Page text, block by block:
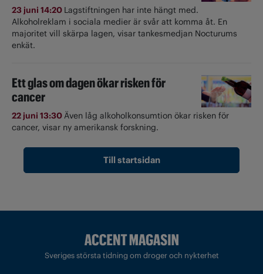
23 juni 14:20 Lagstiftningen har inte hängt med.
Alkoholreklam i sociala medier är svår att komma åt. En
majoritet vill skärpa lagen, visar tankesmedjan Nocturums
enkät.
Ett glas om dagen ökar risken för
cancer
22 juni 13:30Även låg alkoholkonsumtion ökar risken för
cancer, visar ny amerikansk forskning.
Till startsidan
Sveriges största tidning om droger och nykterhet